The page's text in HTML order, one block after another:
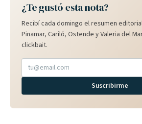
¿Te gustó esta nota?
Recibí cada domingo el resumen
Pinamar, Cariló, Ostende y Valeria del
clickbait.
Suscribirme